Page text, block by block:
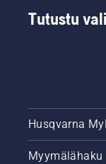
Tutustu
Husqvarna
Myymälähaku